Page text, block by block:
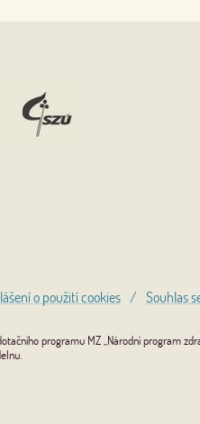
o použití cookies / Souhlas
programu MZ „Národní program